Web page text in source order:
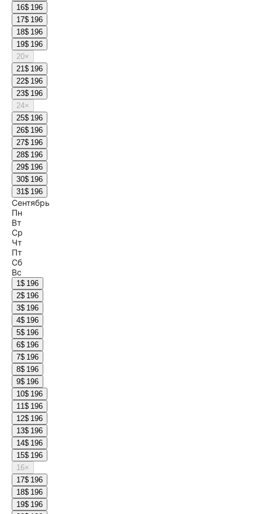
16$ 196
17$ 196
18$ 196
19$ 196
20×
21$ 196
22$ 196
23$ 196
24×
25$ 196
26$ 196
27$ 196
28$ 196
29$ 196
30$ 196
31$ 196
Сентябрь
Пн
Вт
Ср
Чт
Пт
Сб
Вс
1$ 196
2$ 196
3$ 196
4$ 196
5$ 196
6$ 196
7$ 196
8$ 196
9$ 196
10$ 196
11$ 196
12$ 196
13$ 196
14$ 196
15$ 196
16×
17$ 196
18$ 196
19$ 196